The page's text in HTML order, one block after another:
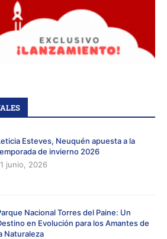
Esteves, Neuquén apuesta a la
de invierno 2026
junio, 2026
Nacional Torres del Paine: Un
en Evolución para los Amantes de
Naturaleza